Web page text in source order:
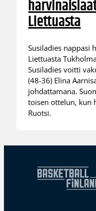
Liettuasta
Susiladies nappasi
Liettuasta
Susiladies voitti
(48-36) Elina
johdattamana.
toisen ottelun, kun
Ruotsi.